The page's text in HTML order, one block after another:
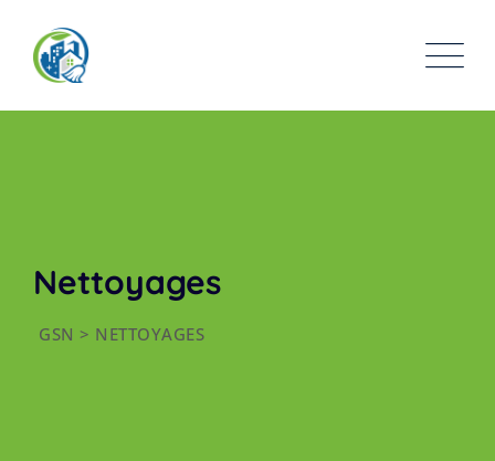
Nettoyages
GSN > NETTOYAGES